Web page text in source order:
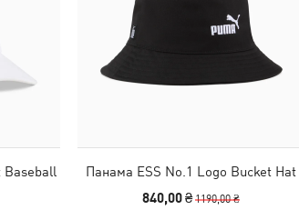
Baseball
Панама ESS No.1 Logo Bucket Hat
840,00 ₴1190,00 ₴